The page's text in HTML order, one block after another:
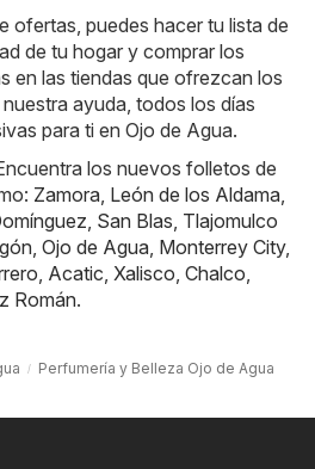
ofertas, puedes hacer tu lista de
de tu hogar y comprar los
en las tiendas que ofrezcan los
ayuda, todos los días
para ti en Ojo de Agua.
los nuevos folletos de
Zamora León de los Aldama
San Blas Tlajomulco
Ojo de Agua Monterrey City,
Acatic Xalisco Chalco
Román.
Perfumería y Belleza Ojo de Agua